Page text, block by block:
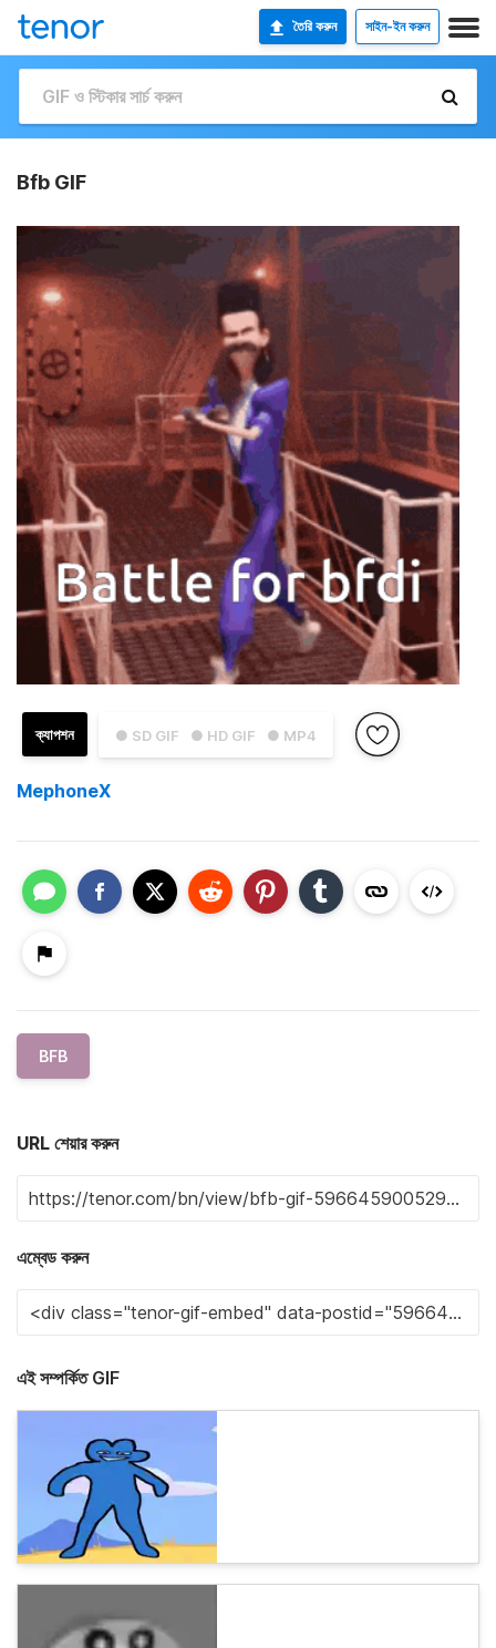
তৈরি করুন সাইন-ইন করুন
Bfb GIF
● SD GIF ● HD GIF ● MP4
ক্যাপশন
MephoneX
BFB
URL শেয়ার করুন
এম্বেড করুন
এই সম্পর্কিত GIF